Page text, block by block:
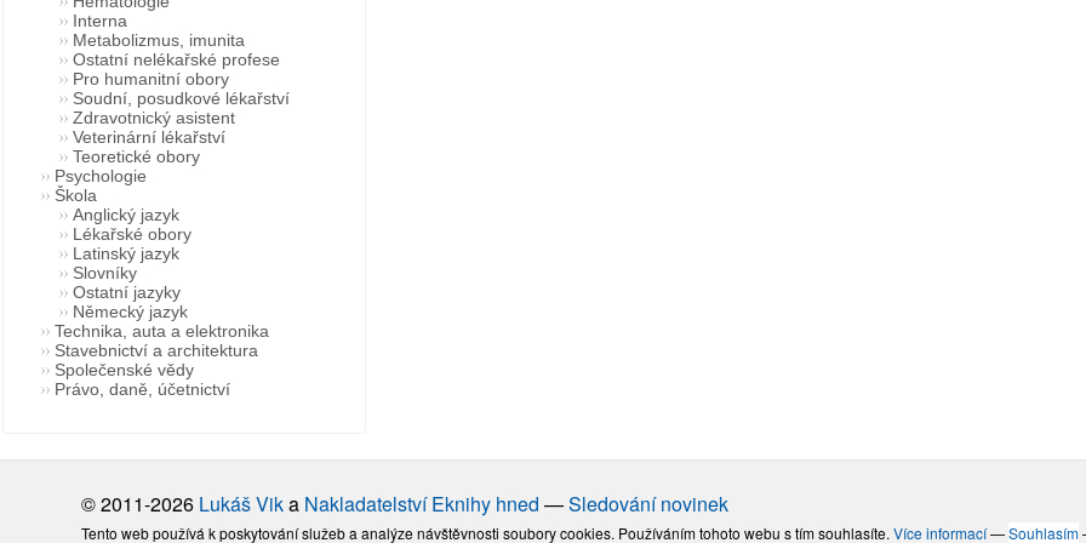
Interna
Metabolizmus, imunita
Ostatní nelékařské profese
Pro humanitní obory
Soudní, posudkové lékařství
Zdravotnický asistent
Veterinární lékařství
Teoretické obory
Psychologie
Škola
Anglický jazyk
Lékařské obory
Latinský jazyk
Slovníky
Ostatní jazyky
Německý jazyk
Technika, auta a elektronika
Stavebnictví a architektura
Společenské vědy
Právo, daně, účetnictví
© 2011-2026 Lukáš Vika Nakladatelství Eknihy hned —Sledování novinek
Tento web používá k poskytování služeb a analýze návštěvnosti soubory cookies. Používáním tohoto webu s tím souhlasíte.Více informací—Souhlasím